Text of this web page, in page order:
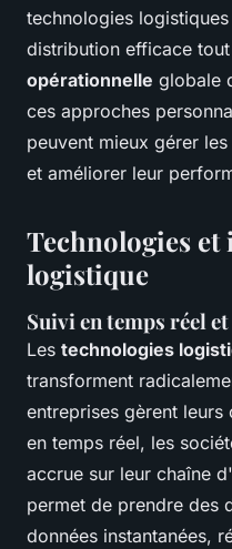
technologies
distribution efficace
opérationnelle globale
ces approches
peuvent mieux gérer
et améliorer leur
Technologies
logistique
Suivi en temps réel
Les technologies
transforment
entreprises gèrent leurs
en temps réel, les
accrue sur leur chaîne
permet de prendre des
données instantanées,